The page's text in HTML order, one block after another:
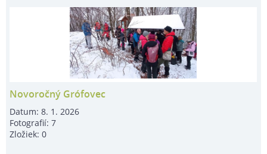
Novoročný Grófovec
Datum:8. 1. 2026
Fotografií:7
Zložiek:0